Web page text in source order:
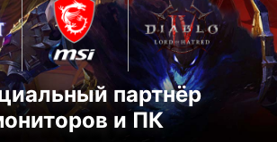
партнёр
и ПК